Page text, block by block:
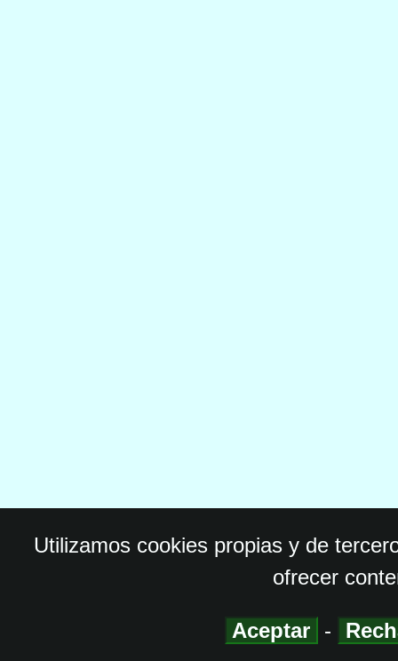
Utilizamos cookies propias y de
ofrecer
Aceptar -